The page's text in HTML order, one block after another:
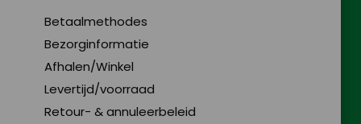
Betaalmethodes
Bezorginformatie
Afhalen/Winkel
Levertijd/voorraad
Retour- & annuleerbeleid